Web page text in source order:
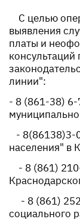
С целью
выявления
платы и
линии":
- 8 (861-38)
- 8(86138)3-
населения" в
- 8 (861)
- 8 (861)
социального